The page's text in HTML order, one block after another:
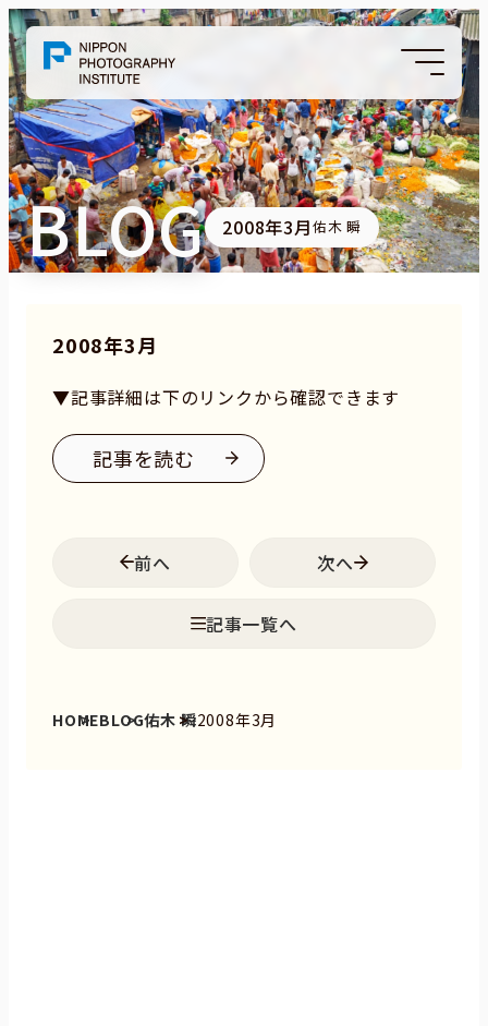
BLOG 2008年3月佑木 瞬
2008年3月
▼記事詳細は下のリンクから確認できます
記事を読む
前へ
記事一覧へ
次へ
HOMEBLOG佑木 瞬2008年3月